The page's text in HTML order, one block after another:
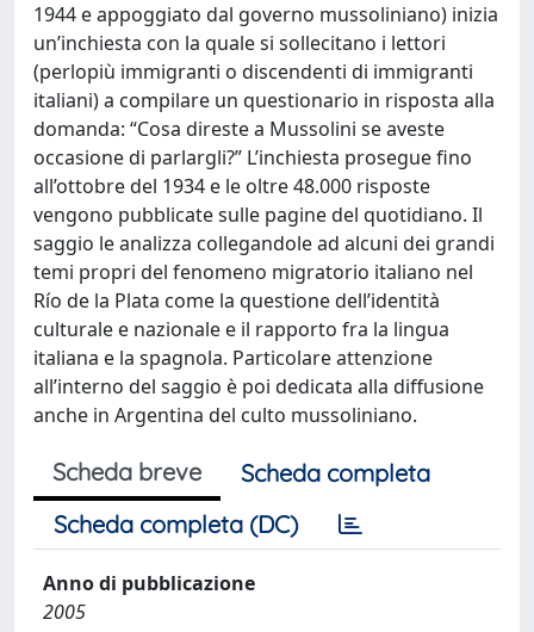
1944 e appoggiato dal governo mussoliniano) inizia
un’inchiesta con la quale si sollecitano i lettori
(perlopiù immigranti o discendenti di immigranti
italiani) a compilare un questionario in risposta alla
domanda: “Cosa direste a Mussolini se aveste
occasione di parlargli?” L’inchiesta prosegue fino
all’ottobre del 1934 e le oltre 48.000 risposte
vengono pubblicate sulle pagine del quotidiano. Il
saggio le analizza collegandole ad alcuni dei grandi
temi propri del fenomeno migratorio italiano nel
Río de la Plata come la questione dell’identità
culturale e nazionale e il rapporto fra la lingua
italiana e la spagnola. Particolare attenzione
all’interno del saggio è poi dedicata alla diffusione
anche in Argentina del culto mussoliniano.
Scheda breve
Scheda completa
Scheda completa (DC)
Anno di pubblicazione
2005